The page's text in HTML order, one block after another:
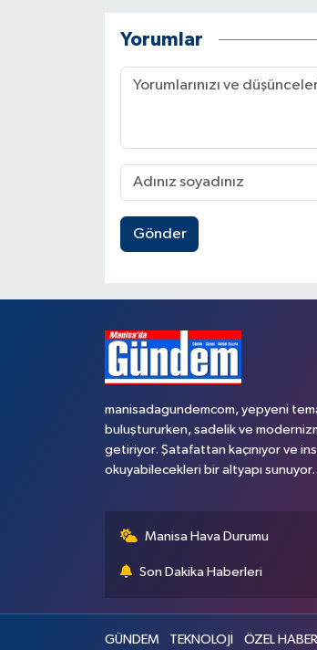
Yorumlar
Gönder
manisadagundemcom, yepyeni
buluştururken, sadelik ve
getiriyor. Şatafattan kaçınıyor ve
okuyabilecekleri bir altyapı sunuyor.
Manisa Hava Durumu
Son Dakika Haberleri
GÜNDEM TEKNOLOJİ ÖZEL HABER